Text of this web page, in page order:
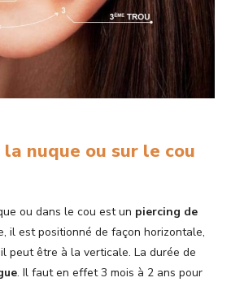
nuque ou sur le cou
ou dans le cou est un piercing de
il est positionné de façon horizontale,
peut être à la verticale. La durée de
. Il faut en effet 3 mois à 2 ans pour